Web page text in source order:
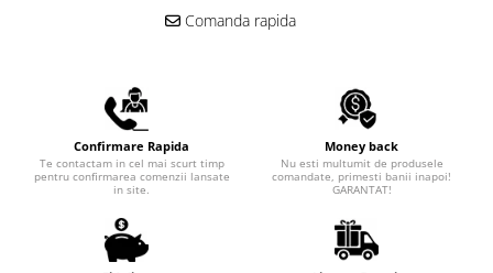
Comanda rapida
Confirmare Rapida
Te contactam in cel mai scurt timp
pentru confirmarea comenzii lansate
in site.
Money back
Nu esti multumit de produsele
comandate, primesti banii inapoi!
GARANTAT!